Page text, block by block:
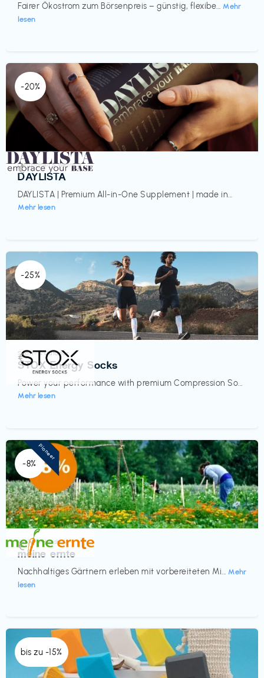
Fairer Ökostrom zum Börsenpreis – günstig, flexibe... Mehr
lesen
-20%
Gesundheit & Wellness
DAYLISTA
DAYLISTA | Premium All-in-One Supplement | made in...
Mehr lesen
€‎
-25%
Sport- & Outdoor
STOX Energy Socks
Power your performance with premium Compression So...
Mehr lesen
€‎
-8%
Küche & Haushalt
meine ernte
Nachhaltiges Gärtnern erleben mit vorbereiteten Mi... Mehr
lesen
€‎
Pioneer
bis zu -15%